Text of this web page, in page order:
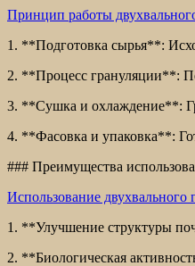
Принцип работы
1. **Подготовка сырья**:
2. **Процесс грануляции**:
3. **Сушка и охлаждение**:
4. **Фасовка и упаковка**:
### Преимущества
Использование двухвального
1. **Улучшение структуры
2. **Биологическая